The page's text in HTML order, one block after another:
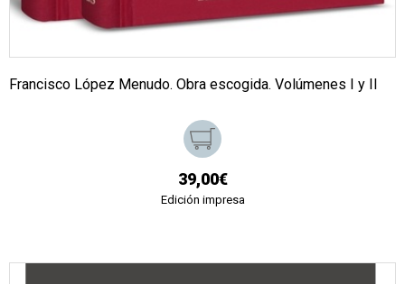
Francisco López Menudo. Obra escogida. Volúmenes I y II
39,00€
Edición impresa